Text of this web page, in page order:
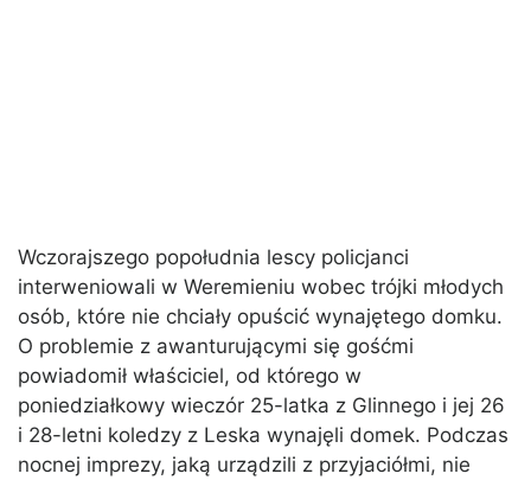
Wczorajszego popołudnia lescy policjanci
interweniowali w Weremieniu wobec trójki młodych
osób, które nie chciały opuścić wynajętego domku.
O problemie z awanturującymi się gośćmi
powiadomił właściciel, od którego w
poniedziałkowy wieczór 25-latka z Glinnego i jej 26
i 28-letni koledzy z Leska wynajęli domek. Podczas
nocnej imprezy, jaką urządzili z przyjaciółmi, nie